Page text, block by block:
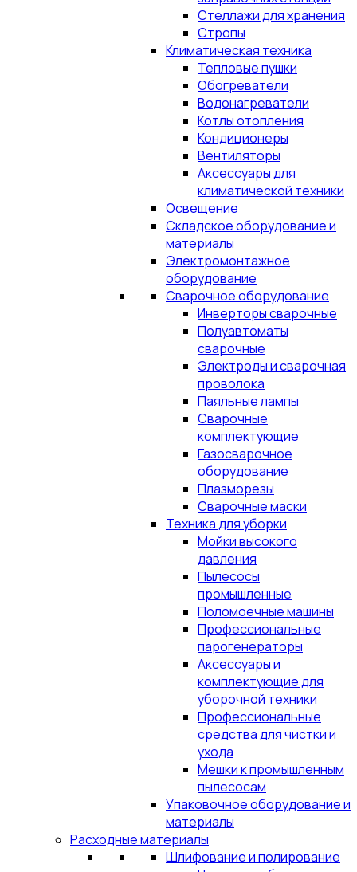
Стеллажи для хранения
Стропы
Климатическая техника
Тепловые пушки
Обогреватели
Водонагреватели
Котлы отопления
Кондиционеры
Вентиляторы
Аксессуары для
климатической техники
Освещение
Складское оборудование и
материалы
Электромонтажное
оборудование
Сварочное оборудование
Инверторы сварочные
Полуавтоматы
сварочные
Электроды и сварочная
проволока
Паяльные лампы
Сварочные
комплектующие
Газосварочное
оборудование
Плазморезы
Сварочные маски
Техника для уборки
Мойки высокого
давления
Пылесосы
промышленные
Поломоечные машины
Профессиональные
парогенераторы
Аксессуары и
комплектующие для
уборочной техники
Профессиональные
средства для чистки и
ухода
Мешки к промышленным
пылесосам
Упаковочное оборудование и
материалы
Расходные материалы
Шлифование и полирование